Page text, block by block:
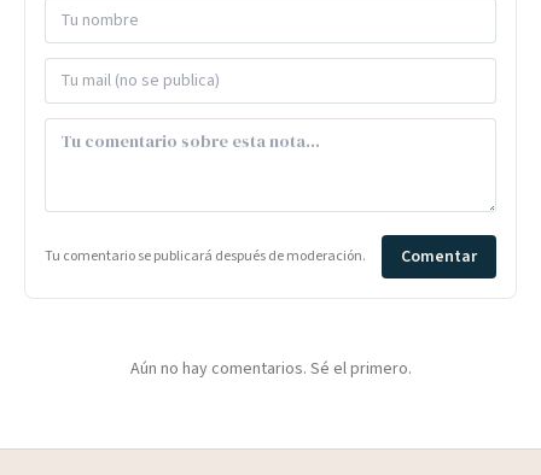
Tu comentario se publicará después de moderación. Comentar
Aún no hay comentarios. Sé el primero.